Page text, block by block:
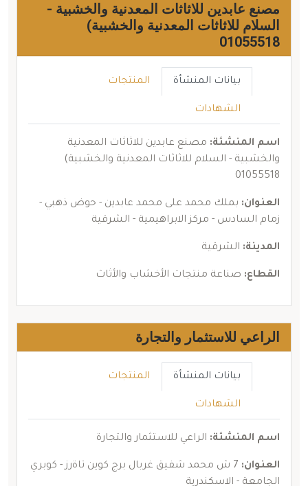
مصنع عابدين للاثاثات المعدنية والخشبية -
السلام للاثاثات المعدنية والخشبية)
01055518
بيانات المنشأة المنتجات
الشهادات
اسم المنشئة: مصنع عابدين للاثاثات المعدنية
والخشبية - السلام للاثاثات المعدنية والخشبية)
01055518
العنوان: بملك محمد على محمد عابدين - حوض ذهبي -
زمام السادس - مركز الابراهيمية - الشرقية
المدينة: الشرقية
القطاع: صناعة منتجات الأخشاب والأثاث
الراعي للاستثمار والتجارة
بيانات المنشأة المنتجات
الشهادات
اسم المنشئة: الراعي للاستثمار والتجارة
العنوان:
7 ش محمد شفيق غربال برج كوين تاةرز - كوبري
الجامعة - الاسكندرية